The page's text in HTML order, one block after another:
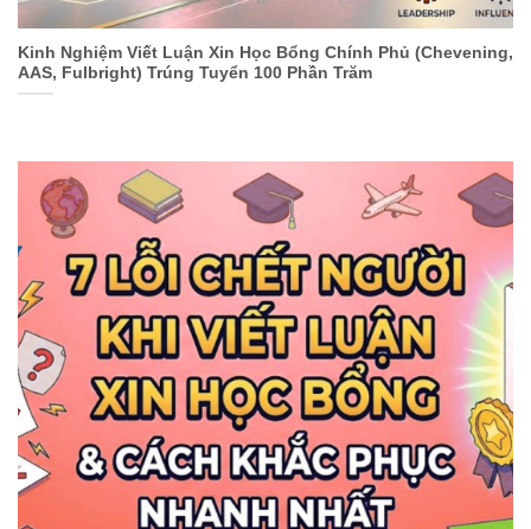
Kinh Nghiệm Viết Luận Xin Học Bổng Chính Phủ (Chevening,
AAS, Fulbright) Trúng Tuyển 100 Phần Trăm